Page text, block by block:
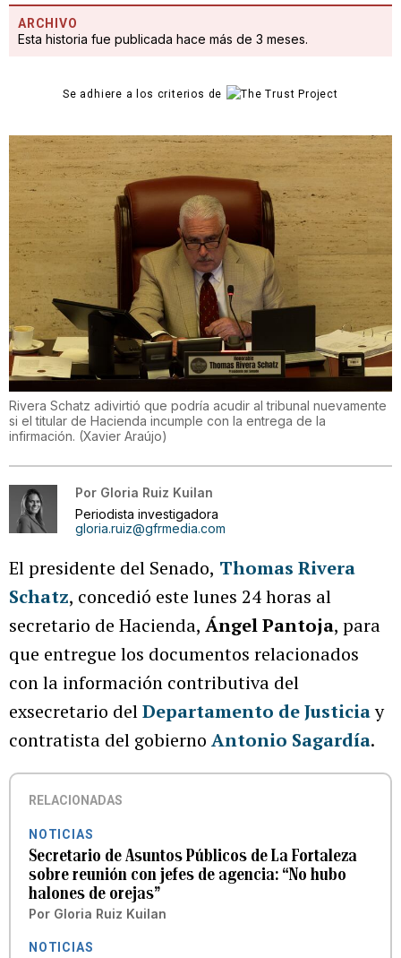
ARCHIVO
Esta historia fue publicada hace más de 3 meses.
Se adhiere a los criterios de
Rivera Schatz adivirtió que podría acudir al tribunal nuevamente
si el titular de Hacienda incumple con la entrega de la
infirmación. (Xavier Araújo)
Por Gloria Ruiz Kuilan
Periodista investigadora
gloria.ruiz@gfrmedia.com
El presidente del Senado, Thomas Rivera
Schatz, concedió este lunes 24 horas al
secretario de Hacienda, Ángel Pantoja, para
que entregue los documentos relacionados
con la información contributiva del
exsecretario delDepartamento de Justiciay
contratista del gobierno Antonio Sagardía.
RELACIONADAS
NOTICIAS
Secretario de Asuntos Públicos de La Fortaleza
sobre reunión con jefes de agencia: “No hubo
halones de orejas”
Por Gloria Ruiz Kuilan
NOTICIAS